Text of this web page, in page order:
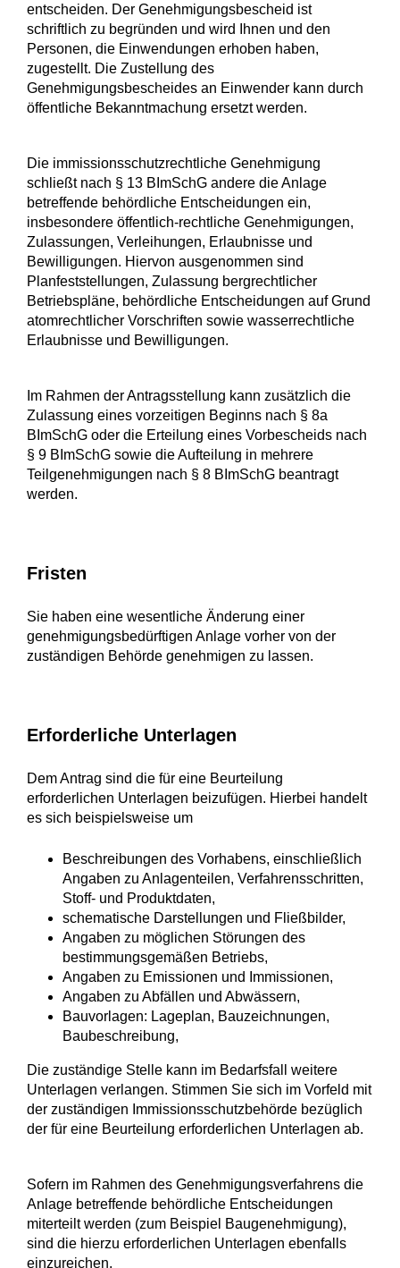
entscheiden. Der Genehmigungsbescheid ist
schriftlich zu begründen und wird Ihnen und den
Personen, die Einwendungen erhoben haben,
zugestellt. Die Zustellung des
Genehmigungsbescheides an Einwender kann durch
öffentliche Bekanntmachung ersetzt werden.
Die immissionsschutzrechtliche Genehmigung
schließt nach § 13 BImSchG andere die Anlage
betreffende behördliche Entscheidungen ein,
insbesondere öffentlich-rechtliche Genehmigungen,
Zulassungen, Verleihungen, Erlaubnisse und
Bewilligungen. Hiervon ausgenommen sind
Planfeststellungen, Zulassung bergrechtlicher
Betriebspläne, behördliche Entscheidungen auf Grund
atomrechtlicher Vorschriften sowie wasserrechtliche
Erlaubnisse und Bewilligungen.
Im Rahmen der Antragsstellung kann zusätzlich die
Zulassung eines vorzeitigen Beginns nach § 8a
BImSchG oder die Erteilung eines Vorbescheids nach
§ 9 BImSchG sowie die Aufteilung in mehrere
Teilgenehmigungen nach § 8 BImSchG beantragt
werden.
Fristen
Sie haben eine wesentliche Änderung einer
genehmigungsbedürftigen Anlage vorher von der
zuständigen Behörde genehmigen zu lassen.
Erforderliche Unterlagen
Dem Antrag sind die für eine Beurteilung
erforderlichen Unterlagen beizufügen. Hierbei handelt
es sich beispielsweise um
Beschreibungen des Vorhabens, einschließlich
Angaben zu Anlagenteilen, Verfahrensschritten,
Stoff- und Produktdaten,
schematische Darstellungen und Fließbilder,
Angaben zu möglichen Störungen des
bestimmungsgemäßen Betriebs,
Angaben zu Emissionen und Immissionen,
Angaben zu Abfällen und Abwässern,
Bauvorlagen: Lageplan, Bauzeichnungen,
Baubeschreibung,
Die zuständige Stelle kann im Bedarfsfall weitere
Unterlagen verlangen. Stimmen Sie sich im Vorfeld mit
der zuständigen Immissionsschutzbehörde bezüglich
der für eine Beurteilung erforderlichen Unterlagen ab.
Sofern im Rahmen des Genehmigungsverfahrens die
Anlage betreffende behördliche Entscheidungen
miterteilt werden (zum Beispiel Baugenehmigung),
sind die hierzu erforderlichen Unterlagen ebenfalls
einzureichen.